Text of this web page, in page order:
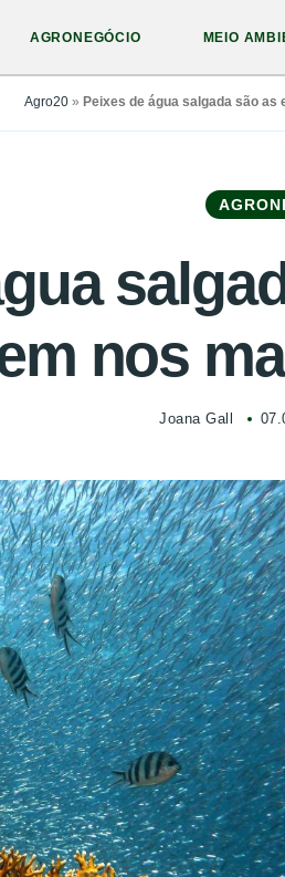
AGRONEGÓCIO MEIO
Agro20 » Peixes de água salgada são
nos
Joana Gall